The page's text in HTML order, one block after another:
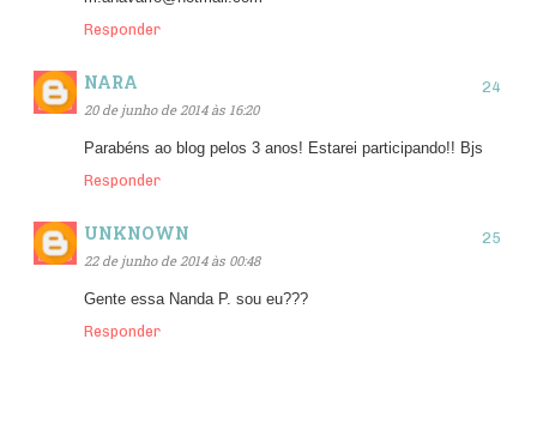
Responder
NARA
20 de junho de 2014 às 16:20
Parabéns ao blog pelos 3 anos! Estarei participando!! Bjs
Responder
UNKNOWN
22 de junho de 2014 às 00:48
Gente essa Nanda P. sou eu???
Responder